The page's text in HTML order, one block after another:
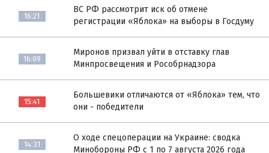
16:21
ВС РФ рассмотрит иск об отмене
регистрации «Яблока» на выборы в Госдуму
16:09
Миронов призвал уйти в отставку глав
Минпросвещения и Рособрнадзора
15:41
Большевики отличаются от «Яблока» тем, что
они - победители
14:31
О ходе спецоперации на Украине: сводка
Минобороны РФ с 1 по 7 августа 2026 года